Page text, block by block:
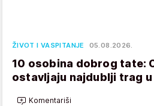
ŽIVOT I VASPITANJE 05.08.2026.
10 osobina dobrog tate:
ostavljaju najdublji trag
Komentariši